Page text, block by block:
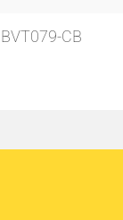
BVT079-CB